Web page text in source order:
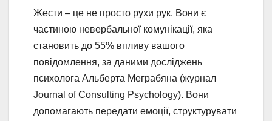
Жести – це не просто рухи рук. Вони є
частиною невербальної комунікації, яка
становить до 55% впливу вашого
повідомлення, за даними досліджень
психолога Альберта Меграбяна (журнал
Journal of Consulting Psychology). Вони
допомагають передати емоції, структурувати